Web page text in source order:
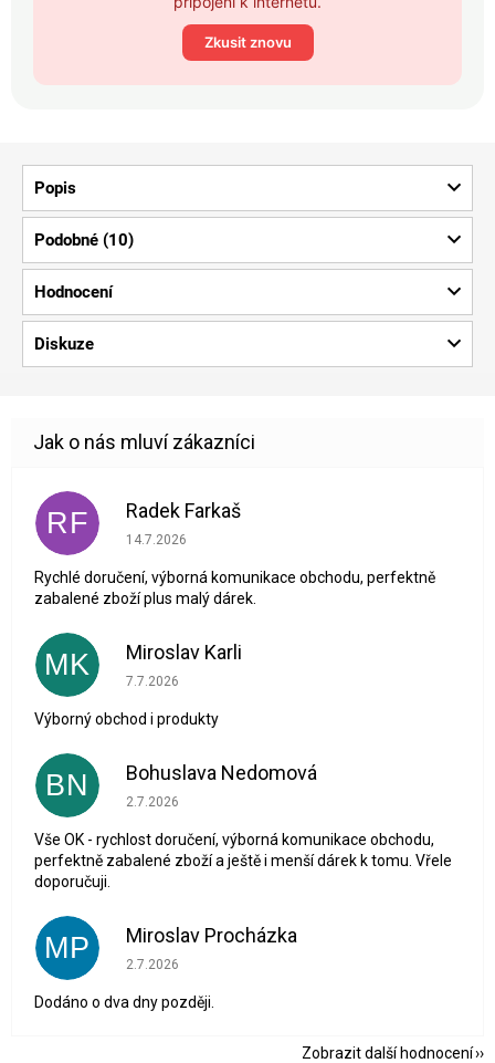
Zkusit znovu
Popis
Podobné (10)
Hodnocení
Diskuze
RF Radek Farkaš
Hodnocení obchodu je 5 z 5 hvězdiček.
14.7.2026
Rychlé doručení, výborná komunikace obchodu, perfektně
zabalené zboží plus malý dárek.
MK Miroslav Karli
Hodnocení obchodu je 5 z 5 hvězdiček.
7.7.2026
Výborný obchod i produkty
BN Bohuslava Nedomová
Hodnocení obchodu je 5 z 5 hvězdiček.
2.7.2026
Vše OK - rychlost doručení, výborná komunikace obchodu,
perfektně zabalené zboží a ještě i menší dárek k tomu. Vřele
doporučuji.
MP Miroslav Procházka
Hodnocení obchodu je 1 z 5 hvězdiček.
2.7.2026
Dodáno o dva dny později.
Zobrazit další hodnocení